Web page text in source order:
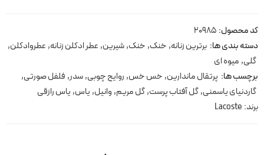
کد محصول: 20985
دسته بندی ها: برترین زنانه, خنک, خنک,شیرین, عطر ادکلن زنانه, عطروادکلن,
گلی, میوه ای
برچسب ها: پرتقال ماندارین, خس خس, روایح چوبی,سدر, فلفل صورتی,
گاردنیای یاسمنی,گل آفتاب پرست,گل مریم, وانیل, یاس, یاس رازقی
برند: Lacoste